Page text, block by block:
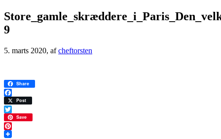
9
5. marts 2020, afcheftorsten
Share
Facebook
Post
Twitter
Save
Pinterest